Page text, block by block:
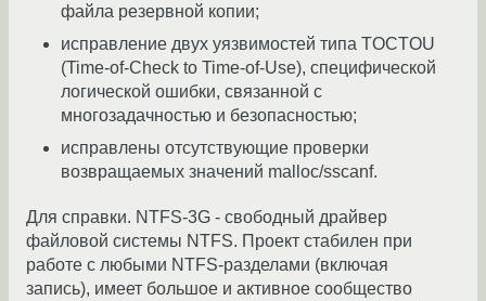
файла резервной копии;
исправление двух уязвимостей типа TOCTOU
(Time-of-Check to Time-of-Use), специфической
логической ошибки, связанной с
многозадачностью и безопасностью;
исправлены отсутствующие проверки
возвращаемых значений malloc/sscanf.
Для справки. NTFS-3G - свободный драйвер
файловой системы NTFS. Проект стабилен при
работе с любыми NTFS-разделами (включая
запись), имеет большое и активное сообщество